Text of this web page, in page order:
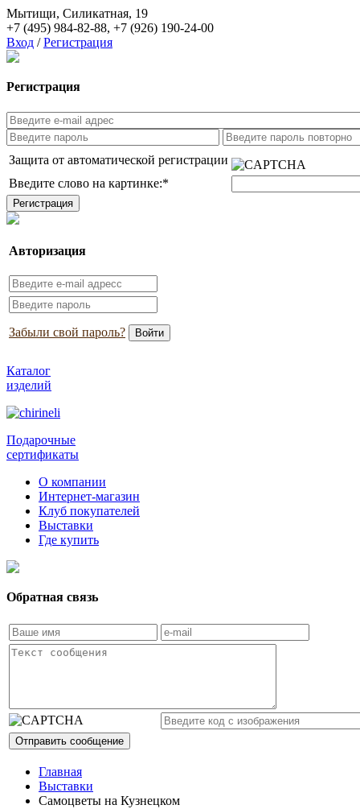
Мытищи, Силикатная, 19
+7 (495) 984-82-88, +7 (926) 190-24-00
Вход / Регистрация
Регистрация
Защита от автоматической регистрации
Введите слово на картинке:*
Авторизация
Забыли свой пароль?
Каталог
изделий
Подарочные
сертификаты
О компании
Интернет-магазин
Клуб покупателей
Выставки
Где купить
Обратная связь
Главная
Выставки
Самоцветы на Кузнецком